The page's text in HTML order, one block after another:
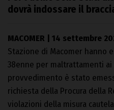
dovrà indossare il
MACOMER | 14 settembre
Stazione di Macomer hanno
38enne per maltrattamenti ai
provvedimento è stato
richiesta della Procura della
violazioni della misura